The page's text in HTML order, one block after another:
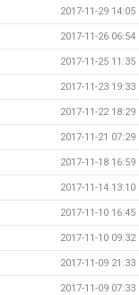
2017-11-29 14:05
2017-11-26 06:54
2017-11-25 11:35
2017-11-23 19:33
2017-11-22 18:29
2017-11-21 07:29
2017-11-18 16:59
2017-11-14 13:10
2017-11-10 16:45
2017-11-10 09:32
2017-11-09 21:33
2017-11-09 07:33